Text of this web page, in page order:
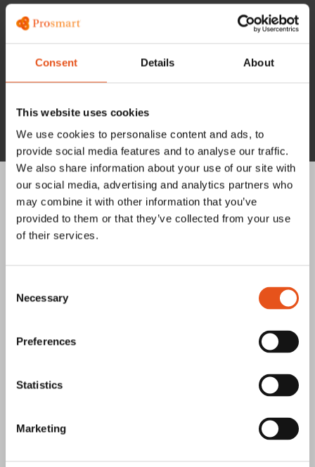
Consent Details About
This website uses cookies
We use cookies to personalise content and ads, to
provide social media features and to analyse our traffic.
We also share information about your use of our site with
our social media, advertising and analytics partners who
may combine it with other information that you’ve
provided to them or that they’ve collected from your use
of their services.
Selection
Necessary
Preferences
Statistics
Marketing
verksamhet känns det bra att ha ett system som är så anpassat
Fler referenser
Pa-So Produkter skapar struktur i
produkter som ska göra byggarbetsplatser säkrare och
Läs mer